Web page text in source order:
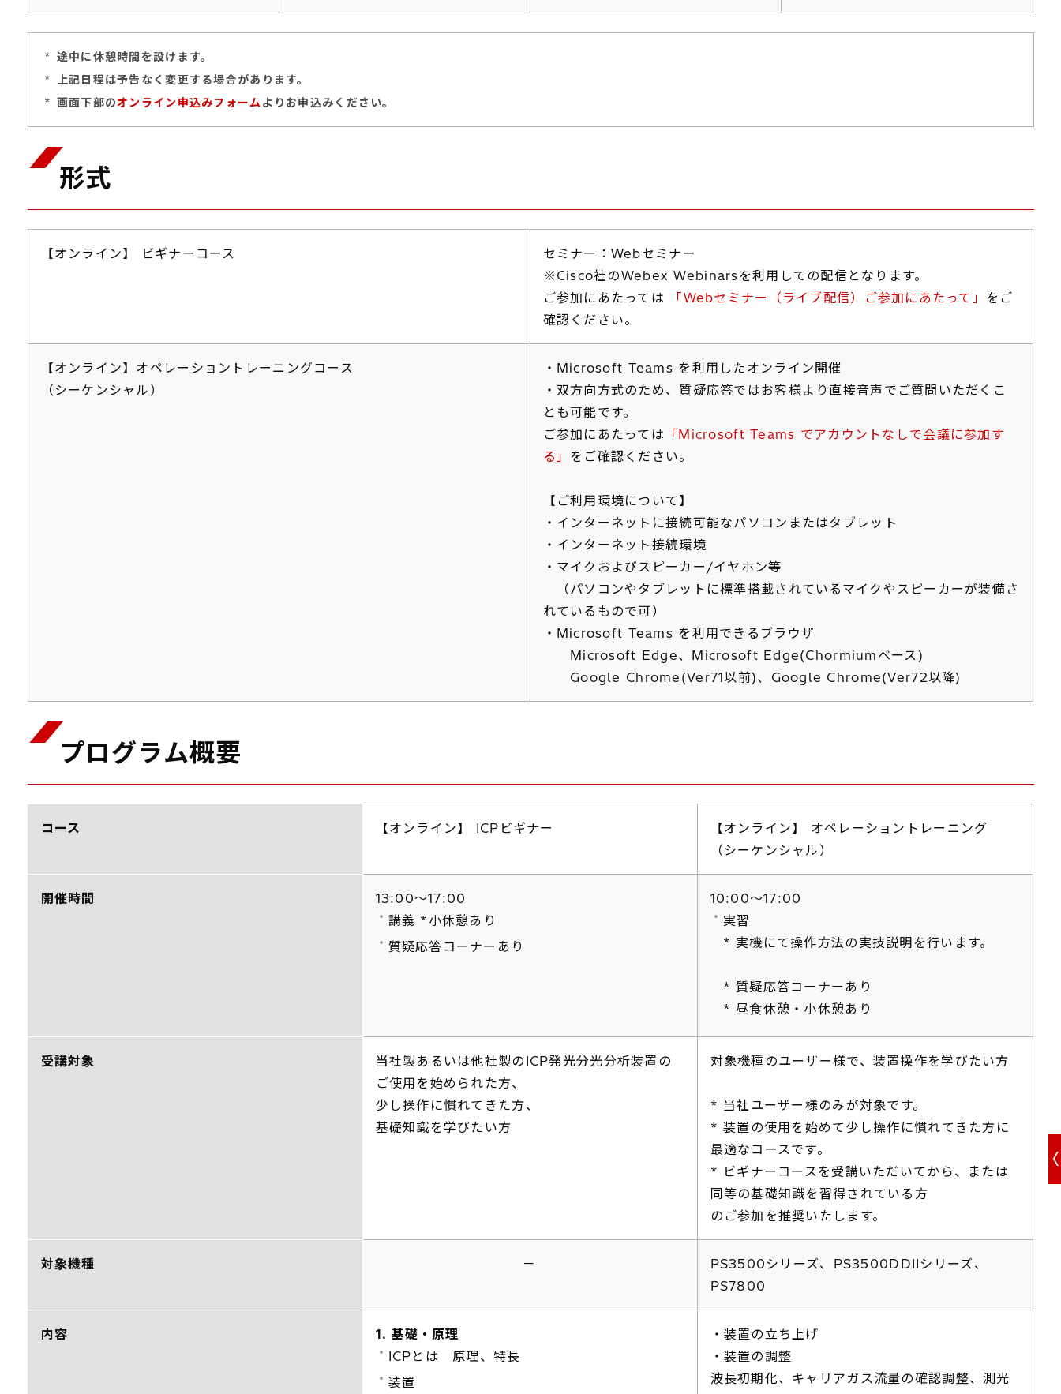
* 途中に休憩時間を設けます。
* 上記日程は予告なく変更する場合があります。
* 画面下部のオンライン申込みフォームよりお申込みください。
形式
【オンライン】 ビギナーコース
セミナー：Webセミナー
※Cisco社のWebex Webinarsを利用しての配信となります。
ご参加にあたっては
「Webセミナー（ライブ配信）ご参加にあたって」 をご
確認ください。
【オンライン】オペレーショントレーニングコース
（シーケンシャル）
・Microsoft Teams を利用したオンライン開催
・双方向方式のため、質疑応答ではお客様より直接音声でご質問いただくこ
とも可能です。
ご参加にあたっては 「Microsoft Teams でアカウントなしで会議に参加す
る」 をご確認ください。
【ご利用環境について】
・インターネットに接続可能なパソコンまたはタブレット
・インターネット接続環境
・マイクおよびスピーカー/イヤホン等
（パソコンやタブレットに標準搭載されているマイクやスピーカーが装備さ
れているもので可）
・Microsoft Teams を利用できるブラウザ
Microsoft Edge、Microsoft Edge(Chormiumベース)
Google Chrome(Ver71以前)、Google Chrome(Ver72以降)
プログラム概要
コース 【オンライン】 ICPビギナー
【オンライン】 オペレーショントレーニング
（シーケンシャル）
開催時間
13:00～17:00
講義 *小休憩あり
質疑応答コーナーあり
10:00～17:00
実習
* 実機にて操作方法の実技説明を行います。
* 質疑応答コーナーあり
* 昼食休憩・小休憩あり
受講対象
当社製あるいは他社製のICP発光分光分析装置の
ご使用を始められた方、
少し操作に慣れてきた方、
基礎知識を学びたい方
対象機種のユーザー様で、装置操作を学びたい方
* 当社ユーザー様のみが対象です。
* 装置の使用を始めて少し操作に慣れてきた方に
最適なコースです。
* ビギナーコースを受講いただいてから、または
同等の基礎知識を習得されている方
のご参加を推奨いたします。
対象機種 －
PS3500シリーズ、PS3500DDIIシリーズ、
PS7800
内容
1. 基礎・原理
ICPとは 原理、特長
装置
・装置の立ち上げ
・装置の調整
波長初期化、キャリアガス流量の確認調整、測光